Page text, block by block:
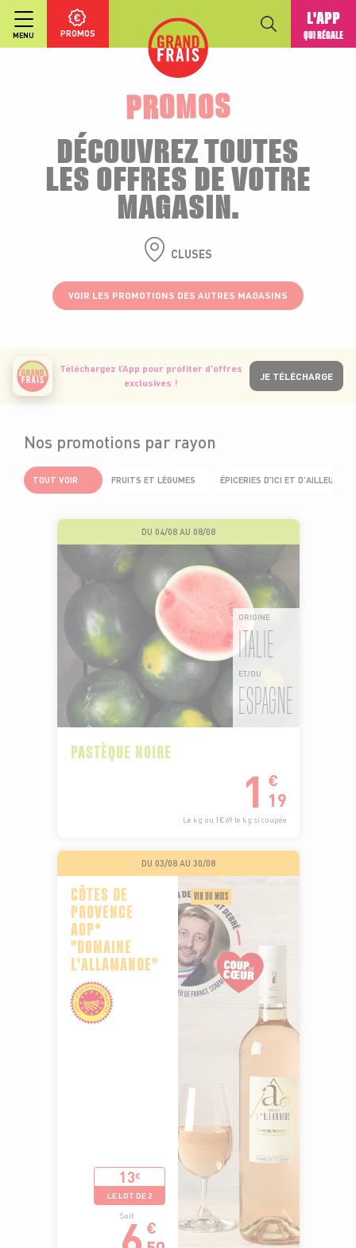
MENU PROMOS
L'APP
QUI RÉGALE
PROMOS
DÉCOUVREZ TOUTES
LES OFFRES DE VOTRE
MAGASIN.
CLUSES
VOIR LES PROMOTIONS DES AUTRES MAGASINS
Téléchargez l’App pour profiter d’offres
exclusives !
JE TÉLÉCHARGE
Nos promotions par rayon
TOUT VOIR FRUITS ET LÉGUMES ÉPICERIES D'ICI ET D'AILLEURS
DU 04/08 AU 08/08
ORIGINE
ITALIE
ET/OU
ESPAGNE
PASTÈQUE NOIRE
1 €
19
Le kg ou 1€69 le kg si coupée
DU 03/08 AU 30/08
CÔTES DE
PROVENCE
AOP*
"DOMAINE
L'ALLAMANDE"
13€
LE LOT DE 2
Soit
€
VIN DU MOIS